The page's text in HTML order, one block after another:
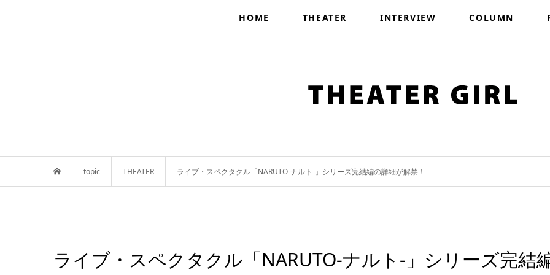
HOME THEATER INTERVIEW COLUMN
topic THEATER ライブ・スペクタクル「NARUTO-ナルト-」シリーズ完結編の詳細が解禁！
ライブ・スペクタクル「NARUTO-ナルト-」シリーズ完結